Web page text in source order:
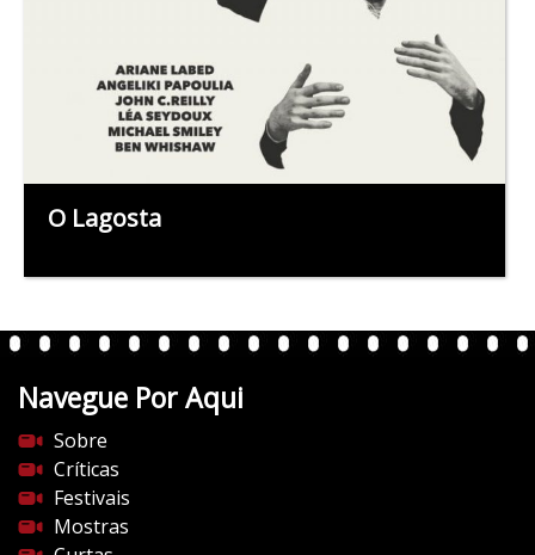
O Lagosta
Navegue Por Aqui
Sobre
Críticas
Festivais
Mostras